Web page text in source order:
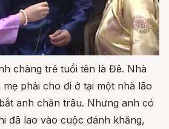
chàng trẻ tuổi tên là Đê. Nhà
phải cho đi ở tại một nhà lão
anh chăn trâu. Nhưng anh có
đã lao vào cuộc đánh khăng,